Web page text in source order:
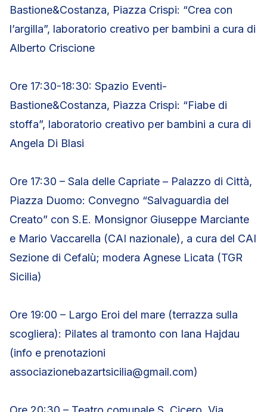
Bastione&Costanza, Piazza Crispi: “Crea con
l’argilla”, laboratorio creativo per bambini a cura di
Alberto Criscione
Ore 17:30-18:30: Spazio Eventi-
Bastione&Costanza, Piazza Crispi: “Fiabe di
stoffa”, laboratorio creativo per bambini a cura di
Angela Di Blasi
Ore 17:30 – Sala delle Capriate – Palazzo di Città,
Piazza Duomo: Convegno “Salvaguardia del
Creato” con S.E. Monsignor Giuseppe Marciante
e Mario Vaccarella (CAI nazionale), a cura del CAI
Sezione di Cefalù; modera Agnese Licata (TGR
Sicilia)
Ore 19:00 – Largo Eroi del mare (terrazza sulla
scogliera): Pilates al tramonto con Iana Hajdau
(info e prenotazioni
associazionebazartsicilia@gmail.com)